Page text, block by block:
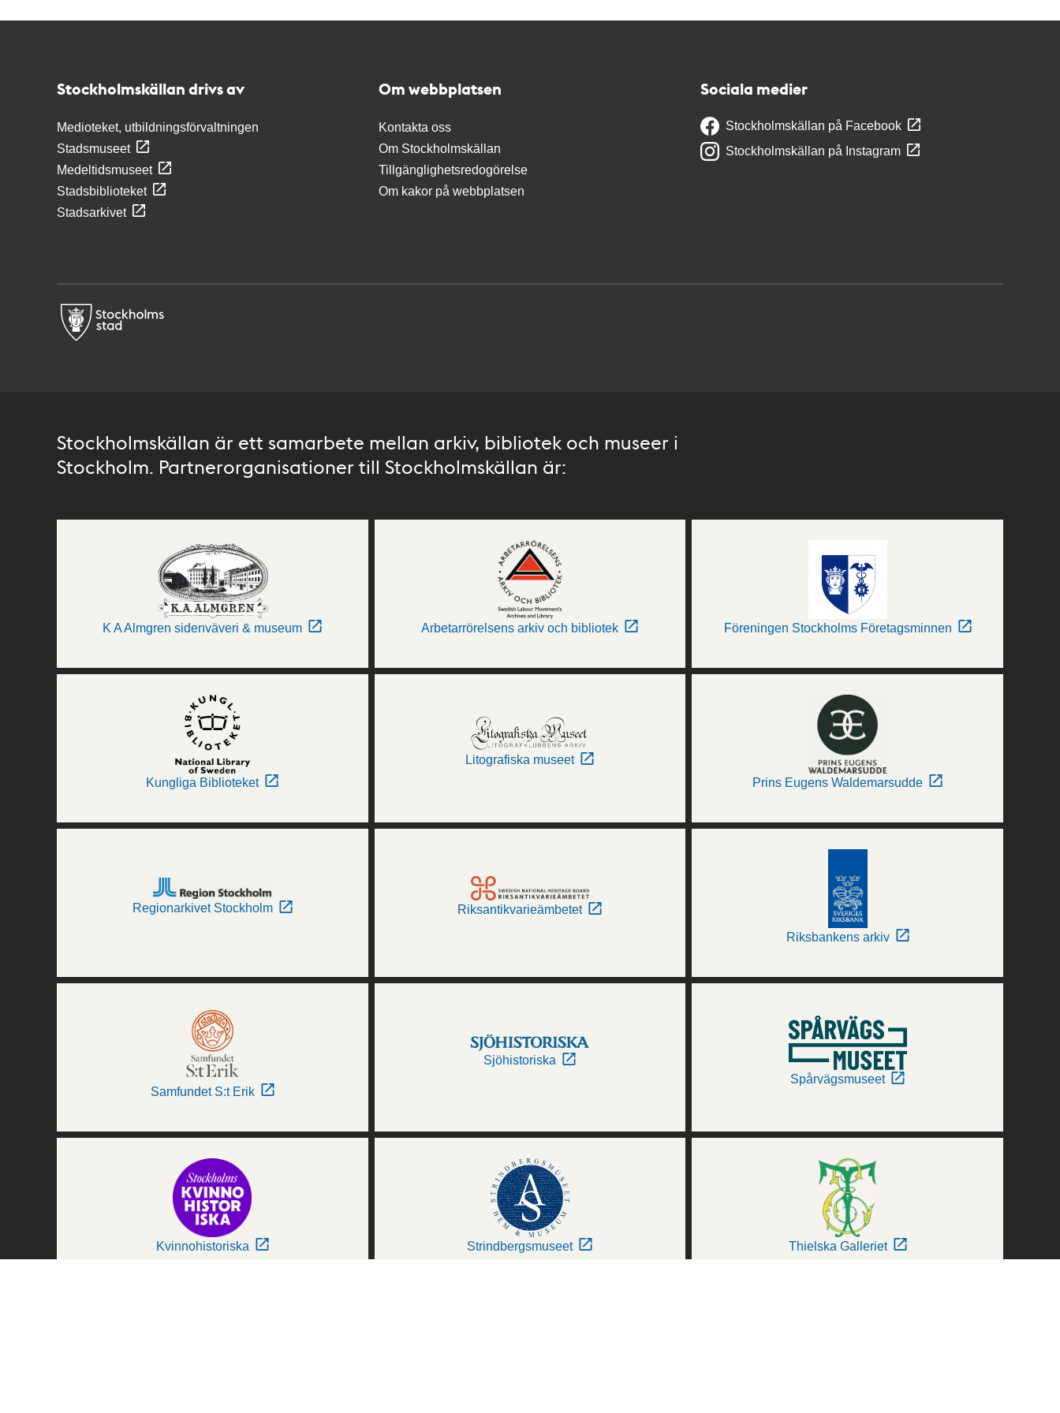
Stockholmskällan drivs av
Medioteket, utbildningsförvaltningen
Stadsmuseet
Medeltidsmuseet
Stadsbiblioteket
Stadsarkivet
Om webbplatsen
Kontakta oss
Om Stockholmskällan
Tillgänglighetsredogörelse
Om kakor på webbplatsen
Sociala medier
Stockholmskällan på Facebook
Stockholmskällan på Instagram
Stockholmskällan är ett samarbete mellan arkiv, bibliotek och museer i
Stockholm. Partnerorganisationer till Stockholmskällan är:
K A Almgren sidenväveri & museum Arbetarrörelsens arkiv och bibliotek Föreningen Stockholms Företagsminnen
Kungliga Biblioteket
Litografiska museet
Prins Eugens Waldemarsudde
Regionarkivet Stockholm Riksantikvarieämbetet
Riksbankens arkiv
Samfundet S:t Erik
Sjöhistoriska
Spårvägsmuseet
Kvinnohistoriska Strindbergsmuseet Thielska Galleriet